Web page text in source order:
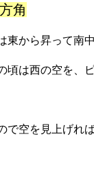
角
東から昇って南
頃は西の空を、
で空を見上げれ